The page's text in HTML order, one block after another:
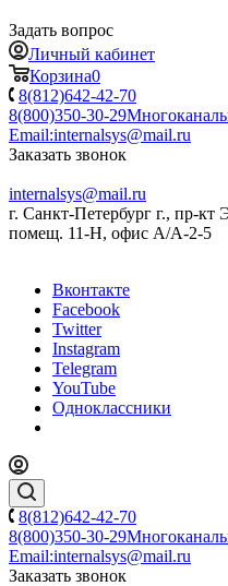
Задать вопрос
Личный кабинет
Корзина0
8(812)642-42-70
8(800)350-30-29
Email:internalsys@mail.ru
Заказать звонок
internalsys@mail.ru
г. Санкт-Петербург г., пр-кт
помещ. 11-Н, офис А/А-2-5
Вконтакте
Facebook
Twitter
Instagram
Telegram
YouTube
Одноклассники
8(812)642-42-70
8(800)350-30-29
Email:internalsys@mail.ru
Заказать звонок